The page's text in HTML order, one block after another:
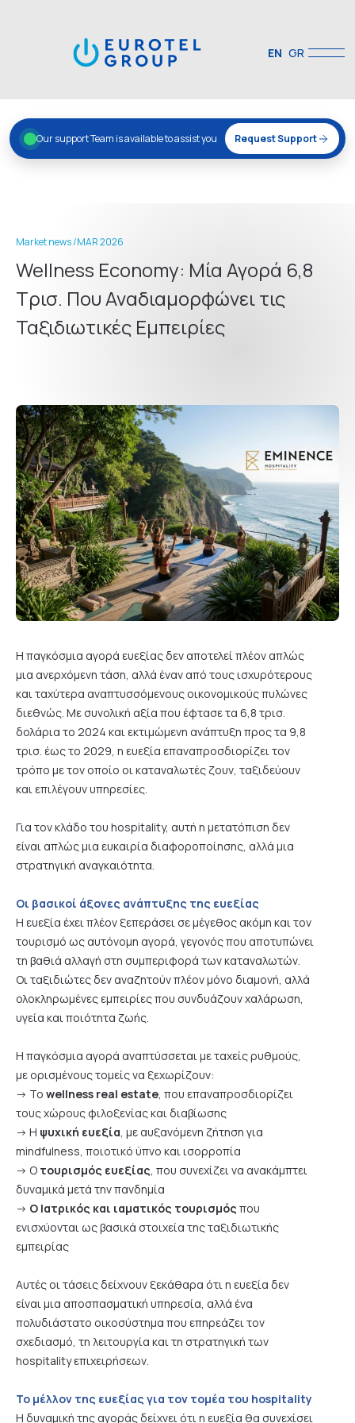
EN GR
Our support Team is available to assist you Request Support
Market news /MAR 2026
Wellness Economy: Μία Αγορά 6,8
Τρισ. Που Αναδιαμορφώνει τις
Ταξιδιωτικές Εμπειρίες
Η παγκόσμια αγορά ευεξίας δεν αποτελεί πλέον απλώς
μια ανερχόμενη τάση, αλλά έναν από τους ισχυρότερους
και ταχύτερα αναπτυσσόμενους οικονομικούς πυλώνες
διεθνώς. Με συνολική αξία που έφτασε τα 6,8 τρισ.
δολάρια το 2024 και εκτιμώμενη ανάπτυξη προς τα 9,8
τρισ. έως το 2029, η ευεξία επαναπροσδιορίζει τον
τρόπο με τον οποίο οι καταναλωτές ζουν, ταξιδεύουν
και επιλέγουν υπηρεσίες.
Για τον κλάδο του hospitality, αυτή η μετατόπιση δεν
είναι απλώς μια ευκαιρία διαφοροποίησης, αλλά μια
στρατηγική αναγκαιότητα.
Οι βασικοί άξονες ανάπτυξης της ευεξίας
Η ευεξία έχει πλέον ξεπεράσει σε μέγεθος ακόμη και τον
τουρισμό ως αυτόνομη αγορά, γεγονός που αποτυπώνει
τη βαθιά αλλαγή στη συμπεριφορά των καταναλωτών.
Οι ταξιδιώτες δεν αναζητούν πλέον μόνο διαμονή, αλλά
ολοκληρωμένες εμπειρίες που συνδυάζουν χαλάρωση,
υγεία και ποιότητα ζωής.
Η παγκόσμια αγορά αναπτύσσεται με ταχείς ρυθμούς,
με ορισμένους τομείς να ξεχωρίζουν:
-> Το wellness real estate, που επαναπροσδιορίζει
τους χώρους φιλοξενίας και διαβίωσης
-> Η ψυχική ευεξία, με αυξανόμενη ζήτηση για
mindfulness, ποιοτικό ύπνο και ισορροπία
-> Ο τουρισμός ευεξίας, που συνεχίζει να ανακάμπτει
δυναμικά μετά την πανδημία
-> Ο Ιατρικός και ιαματικός τουρισμός που
ενισχύονται ως βασικά στοιχεία της ταξιδιωτικής
εμπειρίας
Αυτές οι τάσεις δείχνουν ξεκάθαρα ότι η ευεξία δεν
είναι μια αποσπασματική υπηρεσία, αλλά ένα
πολυδιάστατο οικοσύστημα που επηρεάζει τον
σχεδιασμό, τη λειτουργία και τη στρατηγική των
hospitality επιχειρήσεων.
Το μέλλον της ευεξίας για τον τομέα του hospitality
Η δυναμική της αγοράς δείχνει ότι η ευεξία θα συνεχίσει